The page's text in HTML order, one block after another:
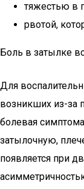
тяжестью в
рвотой,
Боль в затылке
Для
возникших из-за
болевая
затылочную,
появляется при